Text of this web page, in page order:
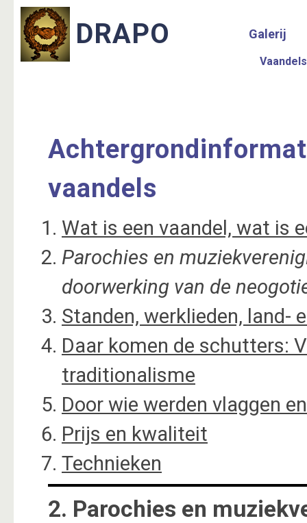
Galerij
vaandels
Wat is een vaandel, wat is
Parochies en
doorwerking van de
Standen, werklieden, land-
Daar komen de schutters:
traditionalisme
Door wie werden vlaggen
Prijs en kwaliteit
Technieken
2. Parochies en